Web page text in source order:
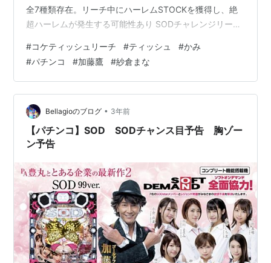
全7種類存在。リーチ中にハーレムSTOCKを獲得し、絶
超ハーレムが発生する可能性あり SODチャレンジリーチ
いけるかな」「穴にいれられるかな」「みんな一緒にパ
ックンできるかな」の4種類が存在し、演出成功で大当り
濃厚。 【パチンコ】SOD 瞑想ゾーン 【めいそう】 リー
チ発生後に突入する特殊ゾーンとなっており、レベルが
上がるほど期待度アップ。Lv.MAXなら！ 【パチンコ】
SOD…
#コケティッシュリーチ #ティッシュ #かみ
#パチンコ #加藤鷹 #紗倉まな
Bellagioのブログ • 3年前
【パチンコ】SOD SODチャンス目予告 胸ゾー
ン予告